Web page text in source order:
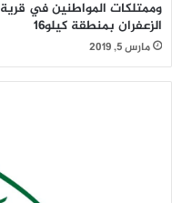
وممتلكات المواطنين في قرية
الزعفران بمنطقة كيلو16
مارس 5, 2019